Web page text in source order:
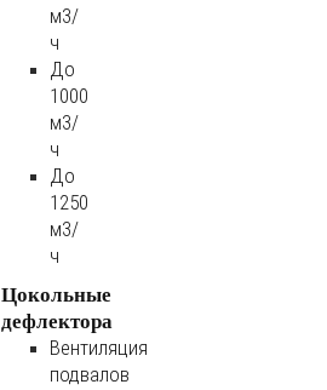
м3/
ч
До
1000
м3/
ч
До
1250
м3/
ч
Цокольные
дефлектора
Вентиляция
подвалов